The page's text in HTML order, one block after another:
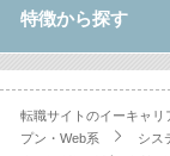
特徴から探す
転職サイトのイーキャリ
プン・Web系
シス